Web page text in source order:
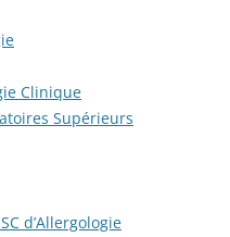
Clinique
Supérieurs
d’Allergologie